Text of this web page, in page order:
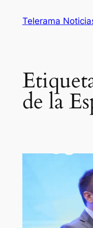
Telerama
de la